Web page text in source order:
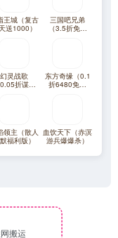
王城（复古
送1000）
三国吧兄弟
（3.5折免费
幻灵战歌
0.05折谋战
东方奇缘（0.1
折6480免费
领主（散人
福利版）
血饮天下（赤溟
游兵爆爆杀）
搬运